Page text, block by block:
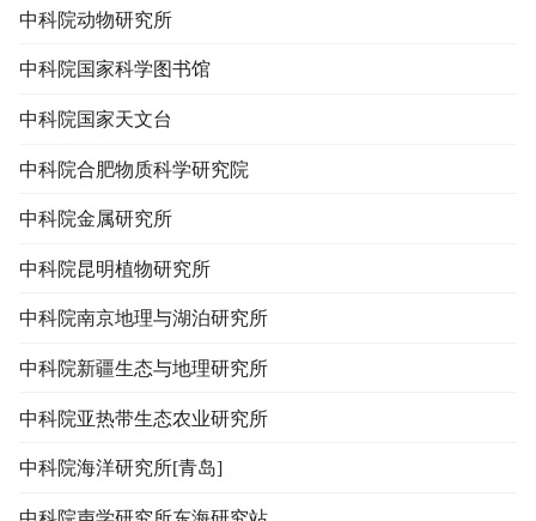
中科院动物研究所
中科院国家科学图书馆
中科院国家天文台
中科院合肥物质科学研究院
中科院金属研究所
中科院昆明植物研究所
中科院南京地理与湖泊研究所
中科院新疆生态与地理研究所
中科院亚热带生态农业研究所
中科院海洋研究所[青岛]